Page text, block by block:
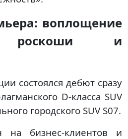
воплощение
роскоши и
состоялся дебют сразу
D-класса SUV
городского SUV S07.
на бизнес-клиентов и